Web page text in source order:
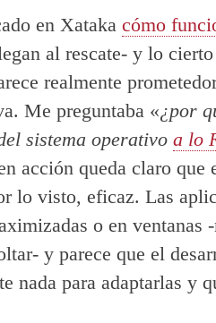
en Xataka cómo
al rescate- y lo
realmente
Me preguntaba «¿por
sistema operativo a lo
acción queda claro
lo visto, eficaz. Las
o en ventanas
y parece que el
nada para adaptarlas y